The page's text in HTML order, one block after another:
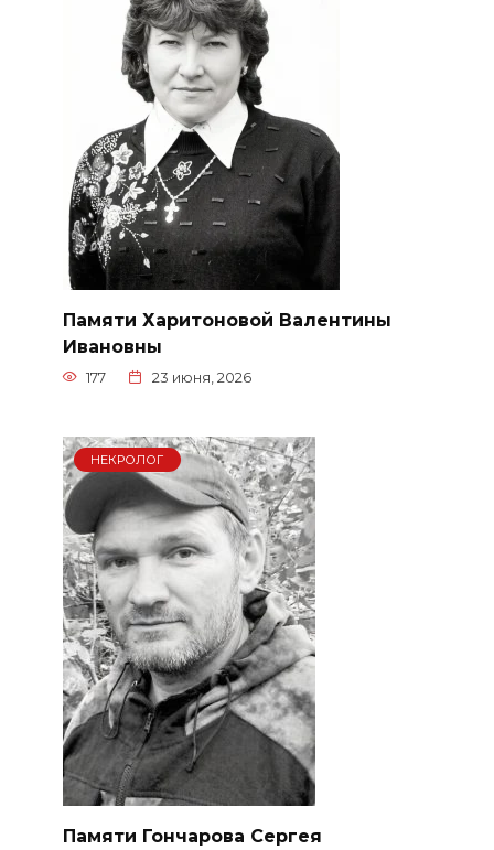
Памяти Харитоновой Валентины
Ивановны
177 23 июня, 2026
НЕКРОЛОГ
Памяти Гончарова Сергея